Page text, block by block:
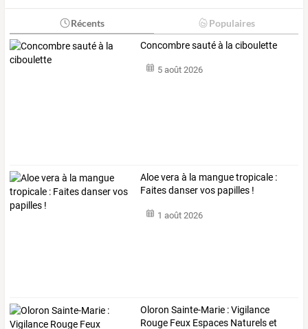
Récents Populaires
Concombre sauté à la ciboulette
5 août 2026
Aloe vera à la mangue tropicale :
Faites danser vos papilles !
1 août 2026
Oloron Sainte-Marie : Vigilance
Rouge Feux Espaces Naturels et